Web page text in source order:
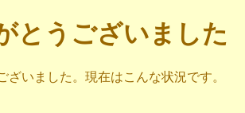
とうございました
いました。現在はこんな状況です。